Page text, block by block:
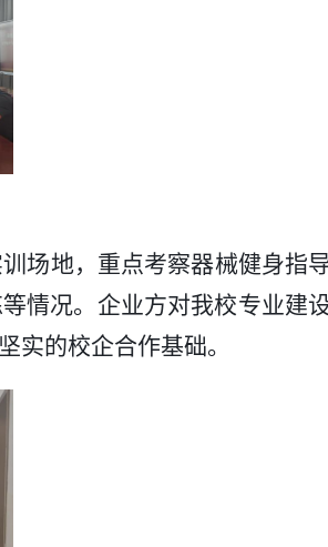
场地，重点考察器械健身指
情况。企业方对我校专业建
实的校企合作基础。